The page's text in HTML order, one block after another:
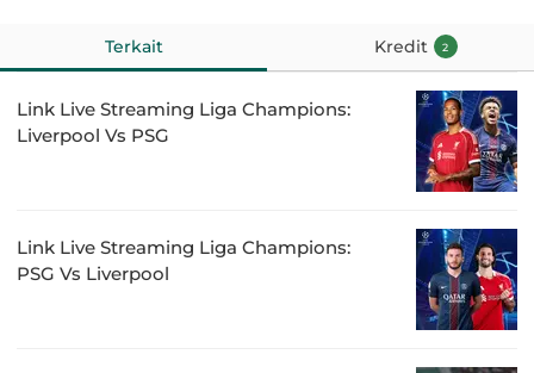
Terkait Kredit 2
Link Live Streaming Liga Champions:
Liverpool Vs PSG
Link Live Streaming Liga Champions:
PSG Vs Liverpool